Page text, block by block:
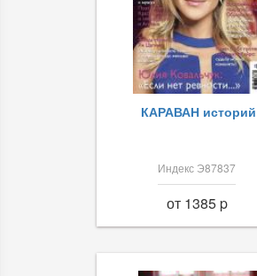
КАРАВАН историй
Индекс Э87837
от 1385 p